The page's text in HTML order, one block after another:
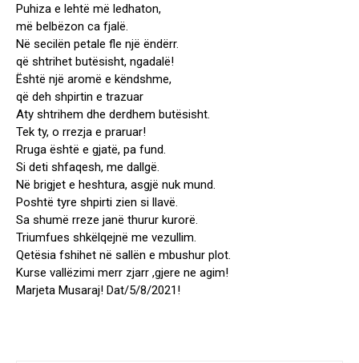
Puhiza e lehtë më ledhaton,
më belbëzon ca fjalë.
Në secilën petale fle një ëndërr.
që shtrihet butësisht, ngadalë!
Është një aromë e këndshme,
që deh shpirtin e trazuar
Aty shtrihem dhe derdhem butësisht.
Tek ty, o rrezja e praruar!
Rruga është e gjatë, pa fund.
Si deti shfaqesh, me dallgë.
Në brigjet e heshtura, asgjë nuk mund.
Poshtë tyre shpirti zien si llavë.
Sa shumë rreze janë thurur kurorë.
Triumfues shkëlqejnë me vezullim.
Qetësia fshihet në sallën e mbushur plot.
Kurse vallëzimi merr zjarr ,gjere ne agim!
Marjeta Musaraj! Dat/5/8/2021!